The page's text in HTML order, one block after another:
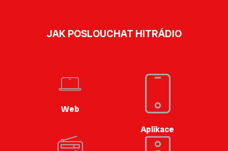
JAK POSLOUCHAT HITRÁDIO
Web
Aplikace